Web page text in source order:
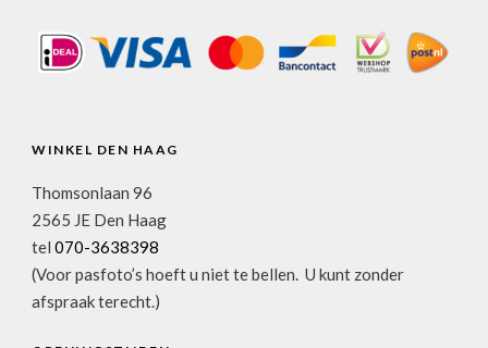
WINKEL DEN HAAG
Thomsonlaan 96
2565 JE Den Haag
tel 070-3638398
(Voor pasfoto’s hoeft u niet te bellen. U kunt zonder
afspraak terecht.)